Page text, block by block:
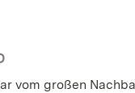
vom großen